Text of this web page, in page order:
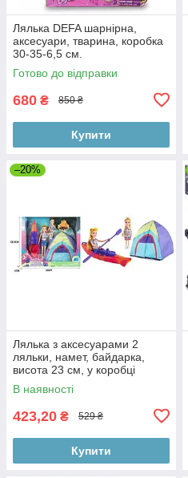
Лялька DEFA шарнірна,
аксесуари, тварина, коробка
30-35-6,5 см.
Готово до відправки
680 ₴ 850 ₴
Купити
–20%
Лялька з аксесуарами 2
ляльки, намет, байдарка,
висота 23 см, у коробці
В наявності
423,20 ₴ 529 ₴
Купити